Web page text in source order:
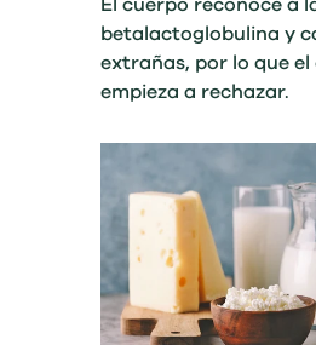
El cuerpo reconoce a
betalactoglobulina y
extrañas, por lo que el
empieza a rechazar.